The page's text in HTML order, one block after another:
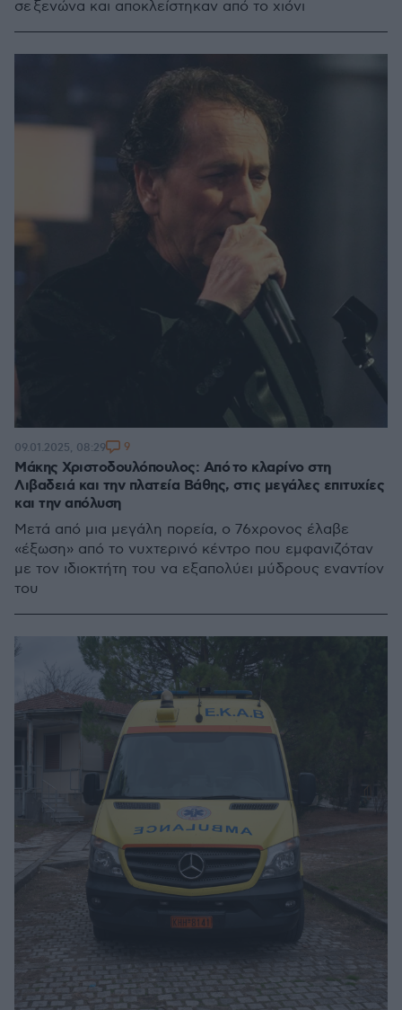
σε ξενώνα και αποκλείστηκαν από το χιόνι
Μάκης Χριστοδουλόπουλος: Από το κλαρίνο στη
Λιβαδειά και την πλατεία Βάθης, στις μεγάλες επιτυχίες
και την απόλυση
Μετά από μια μεγάλη πορεία, ο 76χρονος έλαβε
«έξωση» από το νυχτερινό κέντρο που εμφανιζόταν
με τον ιδιοκτήτη του να εξαπολύει μύδρους εναντίον
του
09.01.2025, 08:29 9